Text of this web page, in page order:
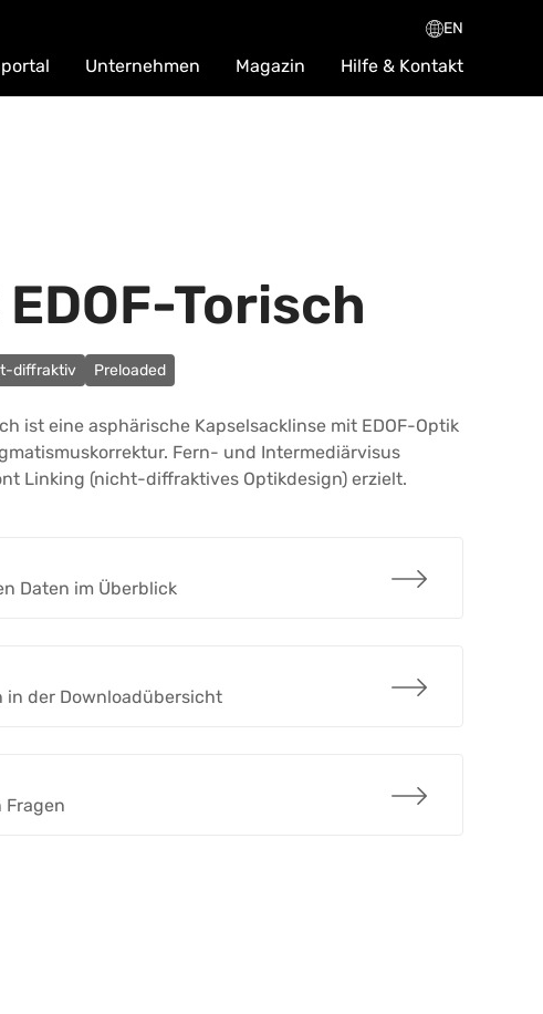
EN
Unternehmen Magazin Hilfe & Kontakt
Torisch
diffraktiv Preloaded
ist eine asphärische Kapselsacklinse mit EDOF-Optik
Fern- und Intermediärvisus
Linking (nicht-diffraktives Optikdesign) erzielt.
Daten im Überblick
in der Downloadübersicht
Fragen